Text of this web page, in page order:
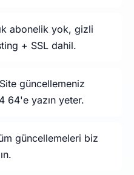
abonelik yok, gizli
+ SSL dahil.
Site güncellemeniz
64'e yazın yeter.
güncellemeleri biz